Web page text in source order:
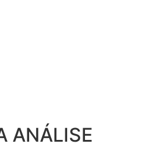
ANÁLISE